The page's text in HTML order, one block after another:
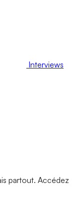
Interviews
partout. Accédez